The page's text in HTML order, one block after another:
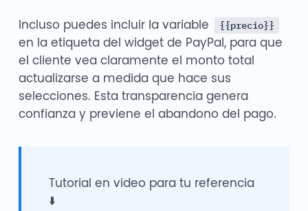
Incluso puedes incluir la variable {{precio}}
en la etiqueta del widget de PayPal, para que
el cliente vea claramente el monto total
actualizarse a medida que hace sus
selecciones. Esta transparencia genera
confianza y previene el abandono del pago.
Tutorial en video para tu referencia
⬇️